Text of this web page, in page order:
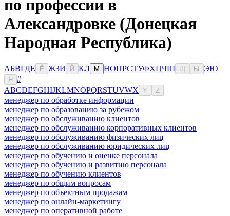
по профессии в
Александровке (Донецкая
Народная Республика)
АБВГДЕ Ё ЖЗИ Й КЛ М НОПРСТУФХЦЧШ Ы ЭЮ
Я
#
ABCDEFGHIJKLMNOPQRSTUVWX Y Z
менеджер по обработке информации
менеджер по образованию за рубежом
менеджер по обслуживанию клиентов
менеджер по обслуживанию корпоративных клиентов
менеджер по обслуживанию физических лиц
менеджер по обслуживанию юридических лиц
менеджер по обучению и оценке персонала
менеджер по обучению и развитию персонала
менеджер по обучению клиентов
менеджер по общим вопросам
менеджер по объектным продажам
менеджер по онлайн-маркетингу
менеджер по оперативной работе